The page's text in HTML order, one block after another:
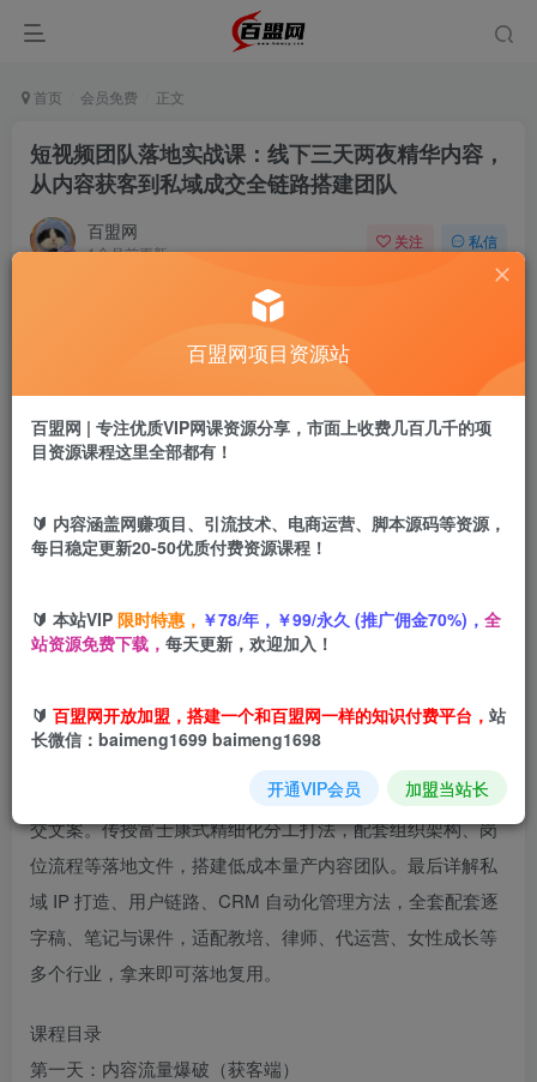
首页 会员免费 正文
短视频团队落地实战课：线下三天两夜精华内容，
从内容获客到私域成交全链路搭建团队
百盟网
1个月前更新
关注 私信
盟币9.9
立即购买
11 年互联网从业经验，操盘过千万级项目与 7 个短视频自营
盘。课程分成获客内容、团队搭建、私域变现三大模块，分
享四维内容罗盘、多套人设与获客模板，借助 AI 批量生成成
交文案。传授富士康式精细化分工打法，配套组织架构、岗
位流程等落地文件，搭建低成本量产内容团队。最后详解私
域 IP 打造、用户链路、CRM 自动化管理方法，全套配套逐
字稿、笔记与课件，适配教培、律师、代运营、女性成长等
多个行业，拿来即可落地复用。
课程目录
第一天：内容流量爆破（获客端）
百盟网项目资源站
百盟网 | 专注优质VIP网课资源分享，市面上收费几百几千的项
目资源课程这里全部都有！
🔰 内容涵盖网赚项目、引流技术、电商运营、脚本源码等资源，
每日稳定更新20-50优质付费资源课程！
🔰 本站VIP 限时特惠， ￥78/年，￥99/永久 (推广佣金70%)， 全
站资源免费下载， 每天更新，欢迎加入！
🔰 百盟网开放加盟，搭建一个和百盟网一样的知识付费平台， 站
长微信：baimeng1699 baimeng1698
开通VIP会员 加盟当站长